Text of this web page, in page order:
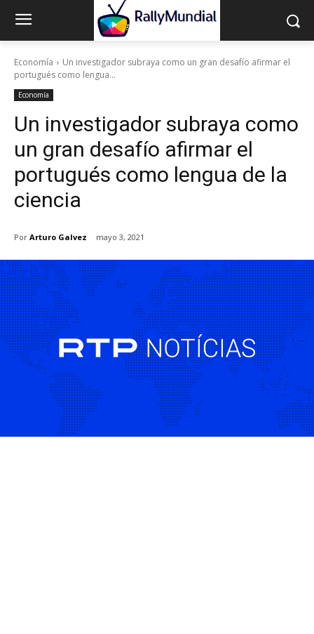
Economía
Un investigador subraya como un gran desafío afirmar el
portugués como lengua...
Economía
Un investigador subraya como
un gran desafío afirmar el
portugués como lengua de la
ciencia
Por Arturo Galvez mayo 3, 2021